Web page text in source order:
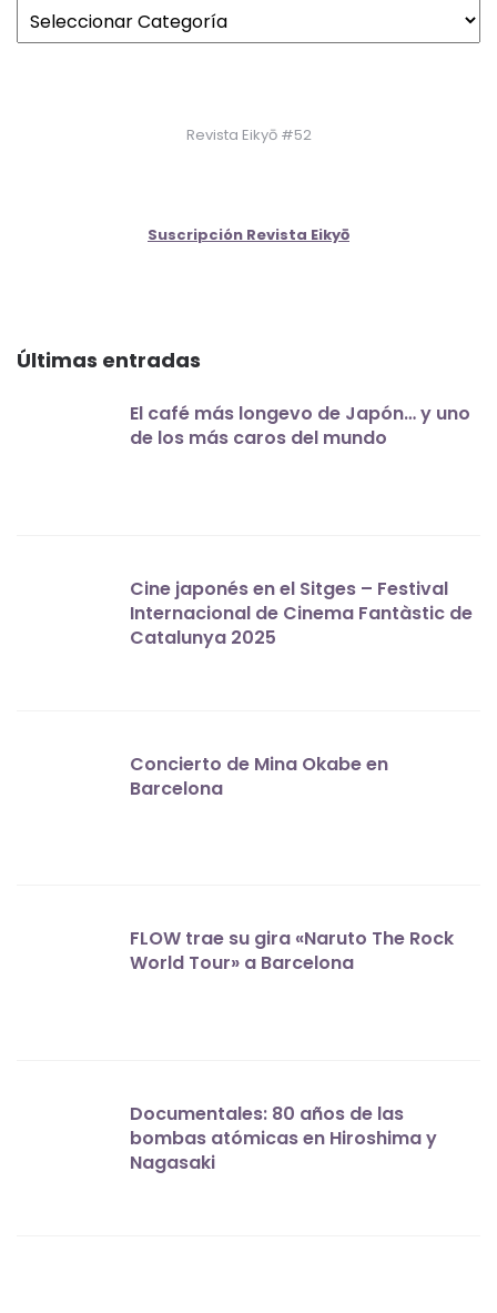
Revista Eikyō #52
Suscripción Revista Eikyō
Últimas entradas
El café más longevo de Japón… y uno
de los más caros del mundo
Cine japonés en el Sitges – Festival
Internacional de Cinema Fantàstic de
Catalunya 2025
Concierto de Mina Okabe en
Barcelona
FLOW trae su gira «Naruto The Rock
World Tour» a Barcelona
Documentales: 80 años de las
bombas atómicas en Hiroshima y
Nagasaki